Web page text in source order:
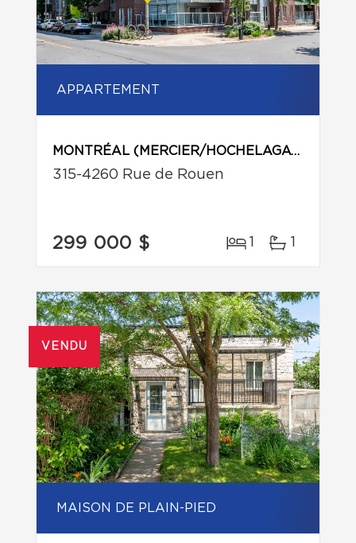
APPARTEMENT
MONTRÉAL (MERCIER/HOCHELAGA-MAISONNEUVE)
315-4260 Rue de Rouen
299 000 $ 1 1
VENDU
MAISON DE PLAIN-PIED